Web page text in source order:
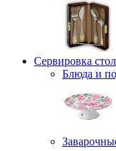
Сервировка
Блюда и